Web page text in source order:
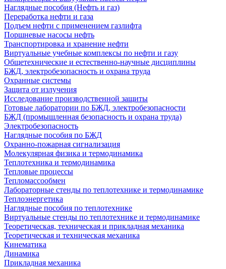
Наглядные пособия (Нефть и газ)
Переработка нефти и газа
Подъем нефти с применением газлифта
Поршневые насосы нефть
Транспортировка и хранение нефти
Виртуальные учебные комплексы по нефти и газу
Общетехнические и естественно-научные дисциплины
БЖД, электробезопасность и охрана труда
Охранные системы
Защита от излучения
Исследование производственной защиты
Готовые лаборатории по БЖД, электробезопасности
БЖД (промышленная безопасность и охрана труда)
Электробезопасность
Наглядные пособия по БЖД
Охранно-пожарная сигнализация
Молекулярная физика и термодинамика
Теплотехника и термодинамика
Тепловые процессы
Тепломассообмен
Лабораторные стенды по теплотехнике и термодинамике
Теплоэнергетика
Наглядные пособия по теплотехнике
Виртуальные стенды по теплотехнике и термодинамике
Теоретическая, техническая и прикладная механика
Теоретическая и техническая механика
Кинематика
Динамика
Прикладная механика